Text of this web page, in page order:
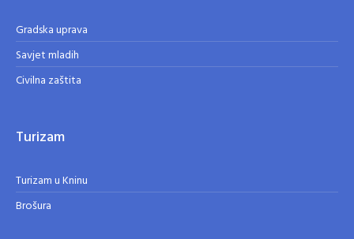
Gradska uprava
Savjet mladih
Civilna zaštita
Turizam
Turizam u Kninu
Brošura